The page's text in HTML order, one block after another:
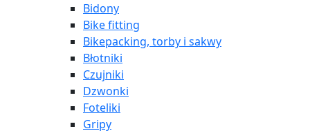
Bidony
Bike fitting
Bikepacking, torby i sakwy
Błotniki
Czujniki
Dzwonki
Foteliki
Gripy